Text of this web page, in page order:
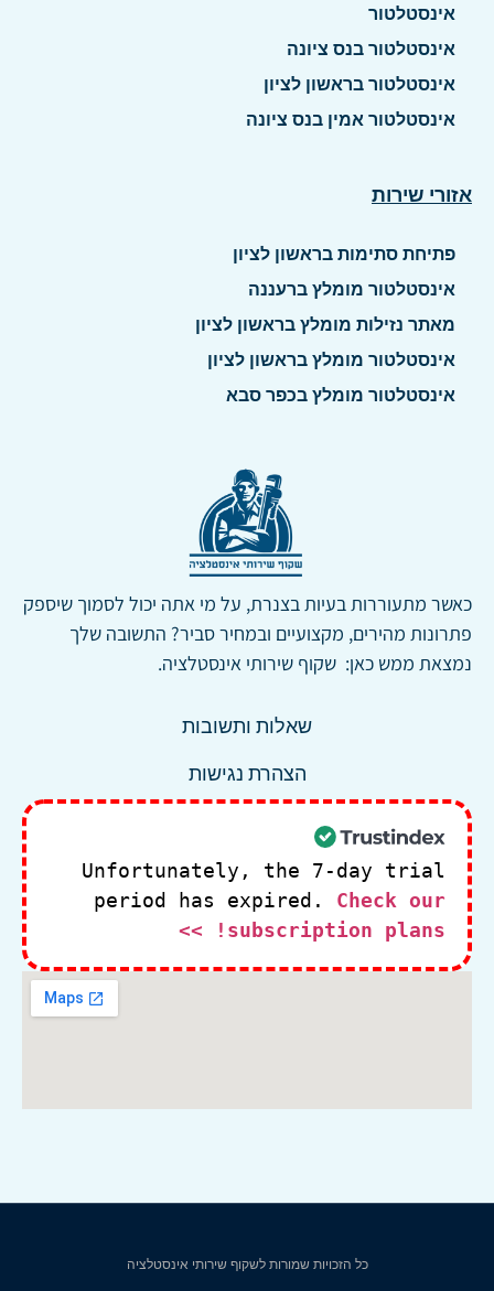
אינסטלטור
אינסטלטור בנס ציונה
אינסטלטור בראשון לציון
אינסטלטור אמין בנס ציונה
אזורי שירות
פתיחת סתימות בראשון לציון
אינסטלטור מומלץ ברעננה
מאתר נזילות מומלץ בראשון לציון
אינסטלטור מומלץ בראשון לציון
אינסטלטור מומלץ בכפר סבא
כאשר מתעוררות בעיות בצנרת, על מי אתה יכול לסמוך שיספק
פתרונות מהירים, מקצועיים ובמחיר סביר? התשובה שלך
נמצאת ממש כאן: שקוף שירותי אינסטלציה.
שאלות ותשובות
הצהרת נגישות
Unfortunately, the 7-day trial
period has expired. Check our
subscription plans! >>
כל הזכויות שמורות לשקוף שירותי אינסטלציה